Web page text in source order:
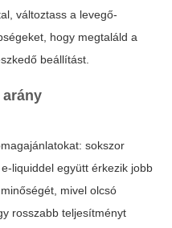
változtass a levegő-
hogy megtaláld a
beállítást.
sokszor
liquiddel együtt érkezik jobb
mivel olcsó
rosszabb teljesítményt